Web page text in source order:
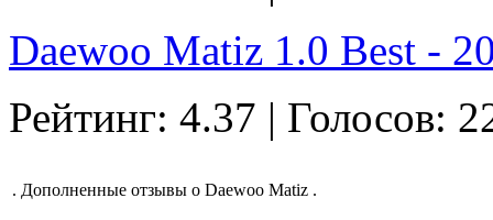
Daewoo Matiz 1.0 Best -
Рейтинг: 4.37 | Голосов:
. Дополненные отзывы о Daewoo Matiz .